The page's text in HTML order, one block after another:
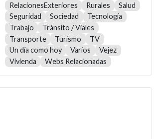
RelacionesExteriores
Rurales
Salud
Seguridad
Sociedad
Tecnología
Trabajo
Tránsito / Viales
Transporte
Turismo
TV
Un día como hoy
Varios
Vejez
Vivienda
Webs Relacionadas